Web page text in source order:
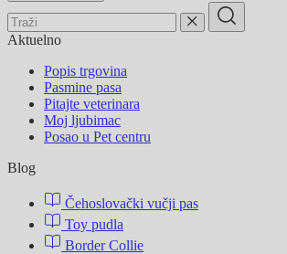
Aktuelno
Popis trgovina
Pasmine pasa
Pitajte veterinara
Moj ljubimac
Posao u Pet centru
Blog
Čehoslovački vučji pas
Toy pudla
Border Collie